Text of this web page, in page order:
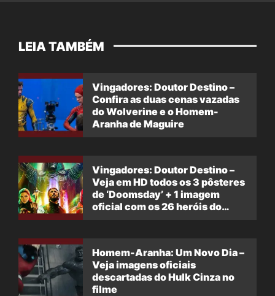
LEIA TAMBÉM
Vingadores: Doutor Destino –
Confira as duas cenas vazadas
do Wolverine e o Homem-
Aranha de Maguire
Vingadores: Doutor Destino –
Veja em HD todos os 3 pôsteres
de ‘Doomsday’ + 1 imagem
oficial com os 26 heróis do
Homem-Aranha: Um Novo Dia –
Veja imagens oficiais
descartadas do Hulk Cinza no
filme